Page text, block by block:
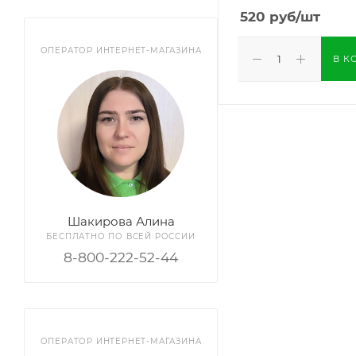
520 руб/шт
В
ОПЕРАТОР ИНТЕРНЕТ-МАГАЗИНА
Шакирова Алина
БЕСПЛАТНО ПО ВСЕЙ РОССИИ
8-800-222-52-44
ОПЕРАТОР ИНТЕРНЕТ-МАГАЗИНА